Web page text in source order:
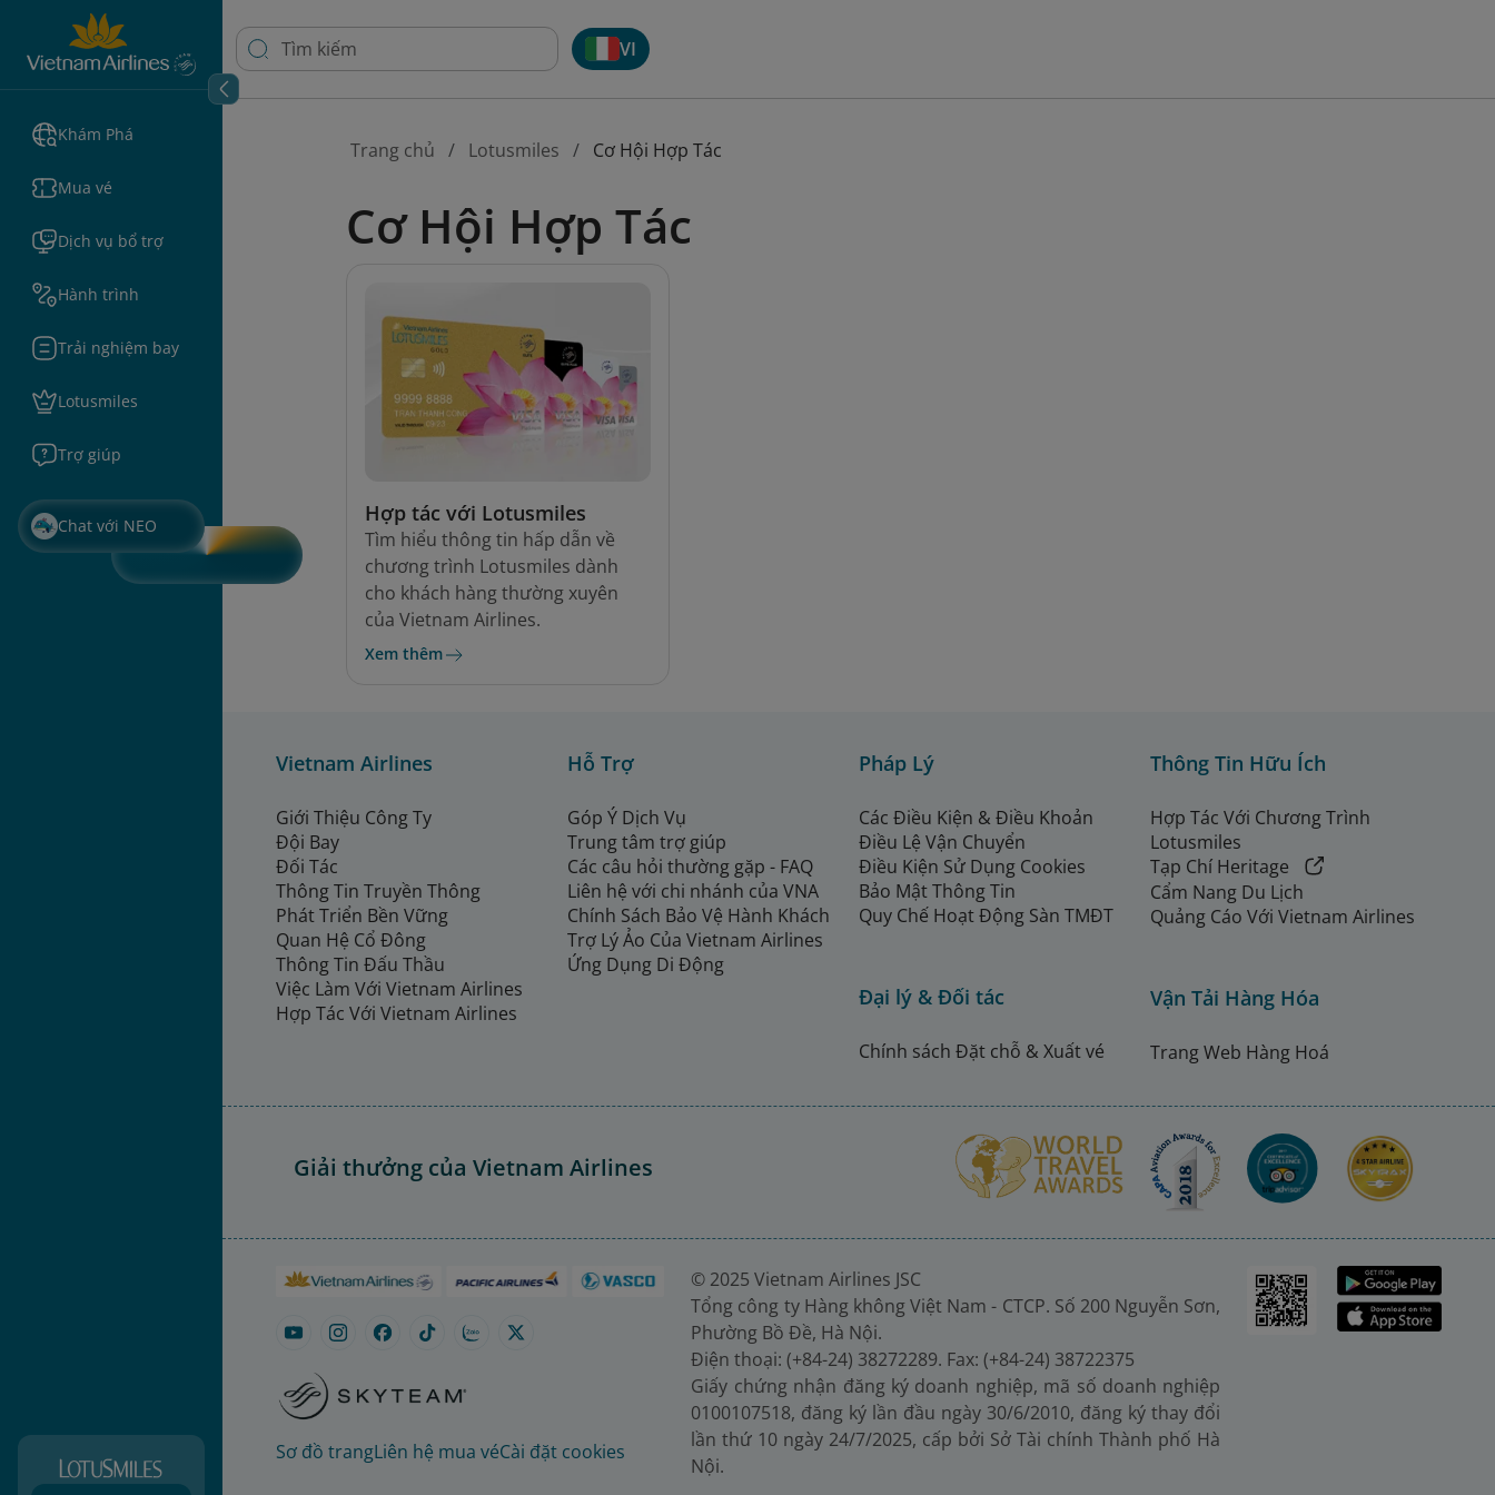
Khám Phá
Mua vé
Dịch vụ bổ trợ
Hành trình
Trải nghiệm bay
Lotusmiles
Trợ giúp
Chat với NEO
VI
Trang chủ Lotusmiles Cơ Hội Hợp Tác
Cơ Hội Hợp Tác
Hợp tác với Lotusmiles
Tìm hiểu thông tin hấp dẫn về
chương trình Lotusmiles dành
cho khách hàng thường xuyên
của Vietnam Airlines.
Xem thêm
Vietnam Airlines
Giới Thiệu Công Ty
Đội Bay
Đối Tác
Thông Tin Truyền Thông
Phát Triển Bền Vững
Quan Hệ Cổ Đông
Thông Tin Đấu Thầu
Việc Làm Với Vietnam Airlines
Hợp Tác Với Vietnam Airlines
Hỗ Trợ
Góp Ý Dịch Vụ
Trung tâm trợ giúp
Các câu hỏi thường gặp - FAQ
Liên hệ với chi nhánh của VNA
Chính Sách Bảo Vệ Hành Khách
Trợ Lý Ảo Của Vietnam Airlines
Ứng Dụng Di Động
Pháp Lý
Các Điều Kiện & Điều Khoản
Điều Lệ Vận Chuyển
Điều Kiện Sử Dụng Cookies
Bảo Mật Thông Tin
Quy Chế Hoạt Động Sàn TMĐT
Đại lý & Đối tác
Chính sách Đặt chỗ & Xuất vé
Thông Tin Hữu Ích
Hợp Tác Với Chương Trình
Lotusmiles
Tạp Chí Heritage
Cẩm Nang Du Lịch
Quảng Cáo Với Vietnam Airlines
Vận Tải Hàng Hóa
Trang Web Hàng Hoá
Giải thưởng của Vietnam Airlines
Sơ đồ trangLiên hệ mua véCài đặt cookies
© 2025 Vietnam Airlines JSC
Tổng công ty Hàng không Việt Nam - CTCP. Số 200 Nguyễn Sơn,
Phường Bồ Đề, Hà Nội.
Điện thoại: (+84-24) 38272289. Fax: (+84-24) 38722375
Giấy chứng nhận đăng ký doanh nghiệp, mã số doanh nghiệp
0100107518, đăng ký lần đầu ngày 30/6/2010, đăng ký thay đổi
lần thứ 10 ngày 24/7/2025, cấp bởi Sở Tài chính Thành phố Hà
Nội.